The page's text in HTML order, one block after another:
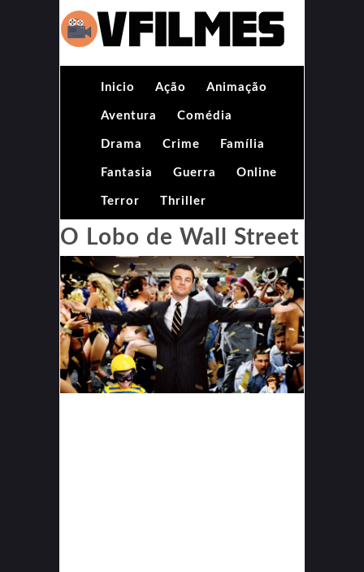
Inicio Ação Animação
Aventura Comédia
Drama Crime Família
Fantasia Guerra Online
Terror Thriller
O Lobo de Wall Street